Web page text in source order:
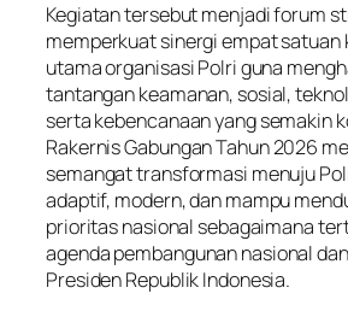
Kegiatan tersebut menjadi forum
memperkuat sinergi empat satuan
utama organisasi Polri guna
tantangan keamanan, sosial,
serta kebencanaan yang semakin
Rakernis Gabungan Tahun 2026
semangat transformasi menuju
adaptif, modern, dan mampu
prioritas nasional sebagaimana
agenda pembangunan nasional
Presiden Republik Indonesia.